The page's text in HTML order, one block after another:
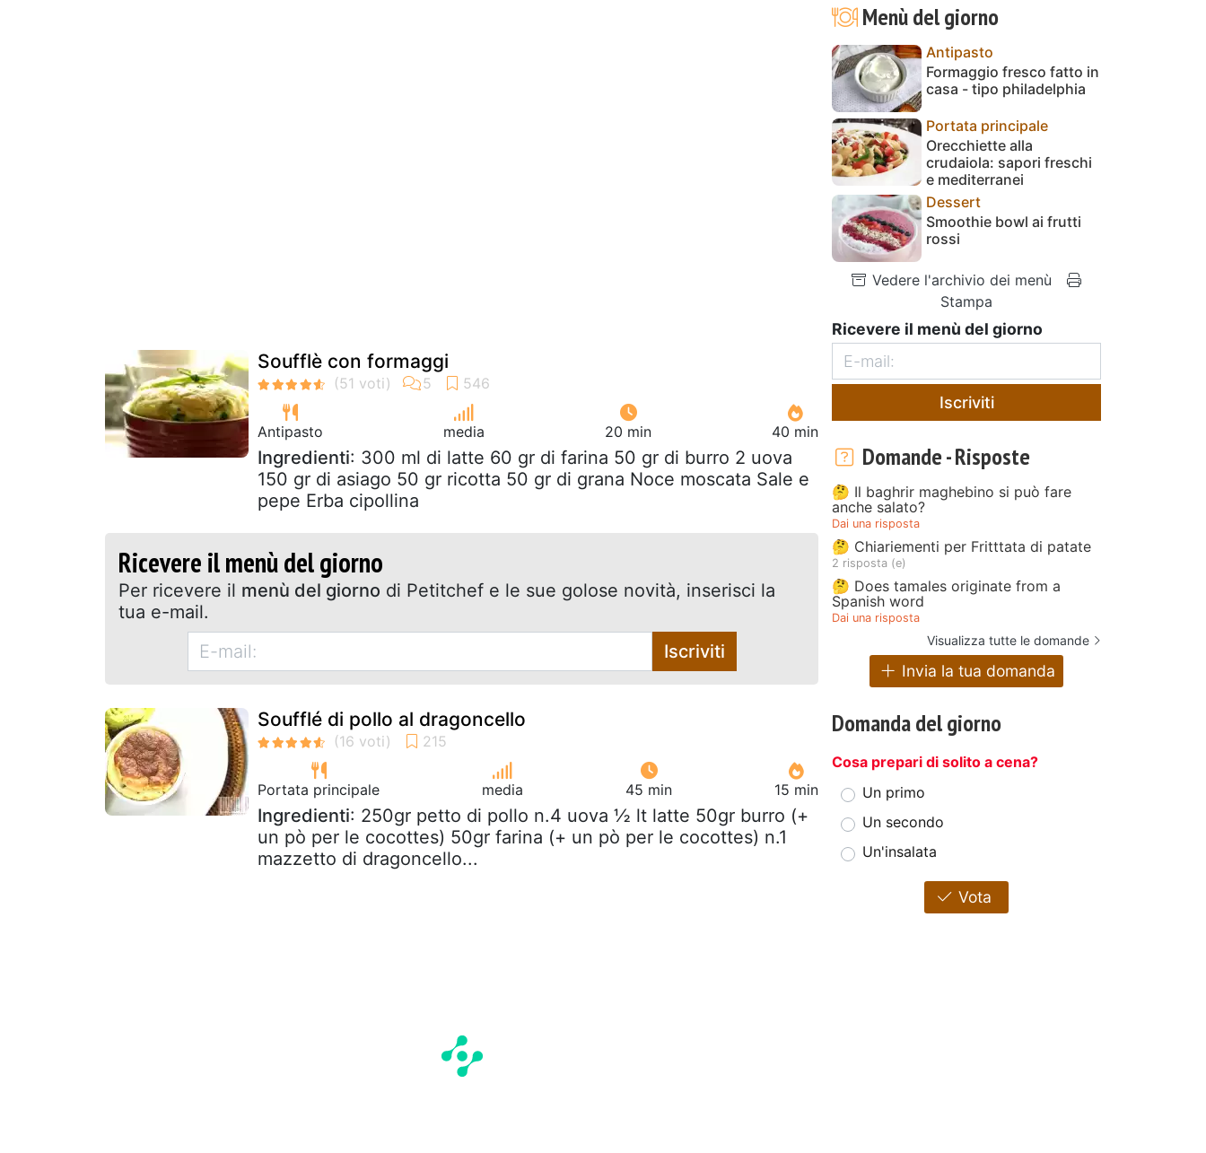
Soufflè con formaggi
Antipasto media 20 min 40 min
Ingredienti: 300 ml di latte 60 gr di farina 50 gr di burro 2 uova
150 gr di asiago 50 gr ricotta 50 gr di grana Noce moscata Sale e
pepe Erba cipollina
Ricevere il menù del giorno
Per ricevere il menù del giorno di Petitchef e le sue golose novità, inserisci la
tua e-mail.
Iscriviti
Soufflé di pollo al dragoncello
Portata principale media 45 min 15 min
Ingredienti: 250gr petto di pollo n.4 uova ½ lt latte 50gr burro (+
un pò per le cocottes) 50gr farina (+ un pò per le cocottes) n.1
mazzetto di dragoncello...
Menù del giorno
Antipasto
Formaggio fresco fatto in
casa - tipo philadelphia
Portata principale
Orecchiette alla
crudaiola: sapori freschi
e mediterranei
Dessert
Smoothie bowl ai frutti
rossi
Vedere l'archivio dei menù
Stampa
Ricevere il menù del giorno
Iscriviti
Domande - Risposte
🤔 Il baghrir maghebino si può fare
anche salato?
Dai una risposta
🤔 Chiariementi per Fritttata di patate
2 risposta (e)
🤔 Does tamales originate from a
Spanish word
Dai una risposta
Visualizza tutte le domande
Invia la tua domanda
Domanda del giorno
Cosa prepari di solito a cena?
Un primo
Un secondo
Un'insalata
Vota